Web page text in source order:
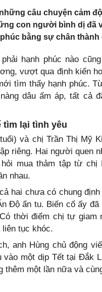
câu chuyện cảm
con người bình dị đã
bằng sự chân
hạnh phúc nào
vượt qua định kiến
tìm thấy hạnh phúc.
dâu ấm áp, tất cả
tìm lại tình yêu
và chị Trần Thị Mỹ
riêng. Hai người quen
mua thảm tập từ
nhau.
hai chưa có chung
Độ ẩn tu. Biến cố ấy
thời điểm chị tự giam
tục khóc.
anh Hùng chủ động
vào một dịp Tết tại Đắk
thêm một lần nữa và